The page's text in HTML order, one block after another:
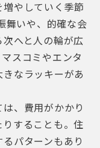
やしていく季節
舞いや、的確な会
へと人の輪が広
スコミやエンタ
なラッキーがあ
、費用がかかり
することも。住
パターンもあり